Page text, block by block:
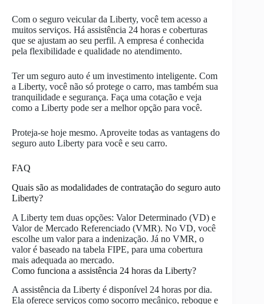
Com o seguro veicular da Liberty, você tem acesso a
muitos serviços. Há assistência 24 horas e coberturas
que se ajustam ao seu perfil. A empresa é conhecida
pela flexibilidade e qualidade no atendimento.
Ter um seguro auto é um investimento inteligente. Com
a Liberty, você não só protege o carro, mas também sua
tranquilidade e segurança. Faça uma cotação e veja
como a Liberty pode ser a melhor opção para você.
Proteja-se hoje mesmo. Aproveite todas as vantagens do
seguro auto Liberty para você e seu carro.
FAQ
Quais são as modalidades de contratação do seguro auto
Liberty?
A Liberty tem duas opções: Valor Determinado (VD) e
Valor de Mercado Referenciado (VMR). No VD, você
escolhe um valor para a indenização. Já no VMR, o
valor é baseado na tabela FIPE, para uma cobertura
mais adequada ao mercado.
Como funciona a assistência 24 horas da Liberty?
A assistência da Liberty é disponível 24 horas por dia.
Ela oferece serviços como socorro mecânico, reboque e